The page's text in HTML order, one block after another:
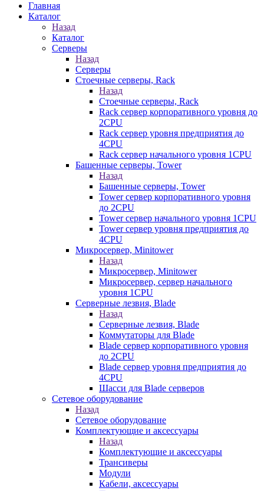
Главная
Каталог
Назад
Каталог
Серверы
Назад
Серверы
Стоечные серверы, Rack
Назад
Стоечные серверы, Rack
Rack сервер корпоративного уровня до
2CPU
Rack сервер уровня предприятия до
4CPU
Rack сервер начального уровня 1CPU
Башенные серверы, Tower
Назад
Башенные серверы, Tower
Tower сервер корпоративного уровня
до 2CPU
Tower сервер начального уровня 1CPU
Tower сервер уровня предприятия до
4CPU
Микросервер, Minitower
Назад
Микросервер, Minitower
Микросервер, сервер начального
уровня 1CPU
Серверные лезвия, Blade
Назад
Серверные лезвия, Blade
Коммутаторы для Blade
Blade сервер корпоративного уровня
до 2CPU
Blade сервер уровня предприятия до
4CPU
Шасси для Blade серверов
Сетевое оборудование
Назад
Сетевое оборудование
Комплектующие и аксессуары
Назад
Комплектующие и аксессуары
Трансиверы
Модули
Кабели, аксессуары